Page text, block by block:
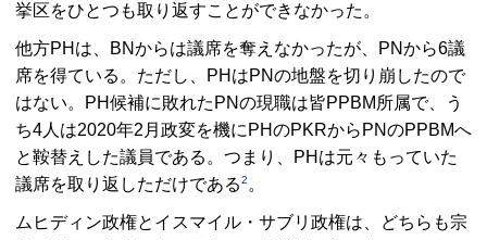
挙区をひとつも取り返すことができなかった。
他方PH は、 BNからは議席を奪えなかったが、 PNから6議
席を得ている。ただし、
PH はPNの地盤を切り崩したので
はない。
PH候補に敗れた PNの現職は皆PPBM 所属で、う
ち4人は2020年2月政変を機に PHのPKRから PNのPPBMへ
と鞍替えした議員である。つまり、
PH は元々もっていた
議席を取り返しただけである2 。
ムヒディン政権とイスマイル・サブリ政権は、どちらも宗